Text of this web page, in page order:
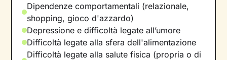
Dipendenze comportamentali (relazionale,
shopping, gioco d'azzardo)
Depressione e difficoltà legate all’umore
Difficoltà legate alla sfera dell'alimentazione
Difficoltà legate alla salute fisica (propria o di